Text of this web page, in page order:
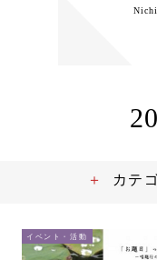
イベント・活動
カテ